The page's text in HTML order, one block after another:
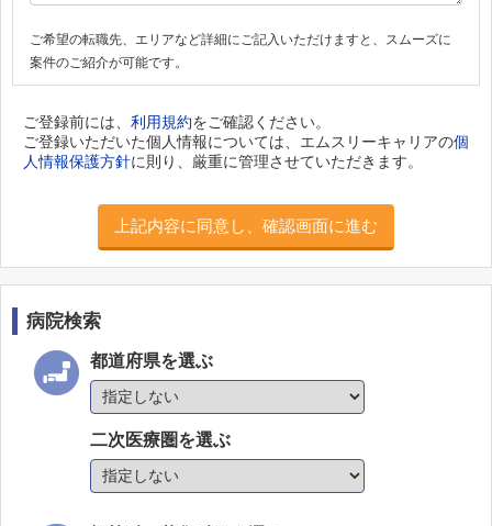
ご希望の転職先、エリアなど詳細にご記入いただけますと、スムーズに
案件のご紹介が可能です。
ご登録前には、 利用規約をご確認ください。
ご登録いただいた個人情報については、エムスリーキャリアの個
人情報保護方針に則り、厳重に管理させていただきます。
上記内容に同意し、確認画面に進む
病院検索
都道府県を選ぶ
二次医療圏を選ぶ